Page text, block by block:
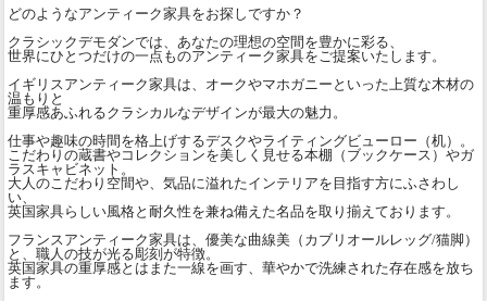
どのようなアンティーク家具をお探しですか？
クラシックデモダンでは、あなたの理想の空間を豊かに彩る、
世界にひとつだけの一点ものアンティーク家具をご提案いたします。
イギリスアンティーク家具は、オークやマホガニーといった上質な木材の
温もりと
重厚感あふれるクラシカルなデザインが最大の魅力。
仕事や趣味の時間を格上げするデスクやライティングビューロー（机）。
こだわりの蔵書やコレクションを美しく見せる本棚（ブックケース）やガ
ラスキャビネット。
大人のこだわり空間や、気品に溢れたインテリアを目指す方にふさわし
い、
英国家具らしい風格と耐久性を兼ね備えた名品を取り揃えております。
フランスアンティーク家具は、優美な曲線美（カブリオールレッグ/猫脚）
と、職人の技が光る彫刻が特徴。
英国家具の重厚感とはまた一線を画す、華やかで洗練された存在感を放ち
ます。